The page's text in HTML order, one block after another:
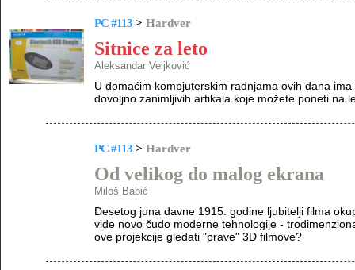
PC #113 > Hardver
Sitnice za leto
Aleksandar Veljković
U domaćim kompjuterskim radnjama ovih dana
dovoljno zanimljivih artikala koje možete poneti na
PC #113 > Hardver
Od velikog do malog ekrana
Miloš Babić
Desetog juna davne 1915. godine ljubitelji filma
vide novo čudo moderne tehnologije -
ove projekcije gledati "prave" 3D filmove?